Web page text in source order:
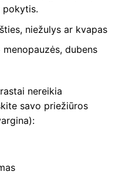
pokytis.
niežulys ar kvapas
dubens
nereikia
savo priežiūros